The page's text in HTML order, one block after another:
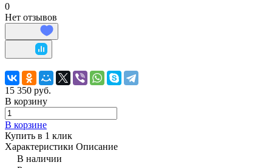
0
Нет отзывов
15 350 руб.
В корзину
В корзине
Купить в 1 клик
Характеристики Описание
В наличии